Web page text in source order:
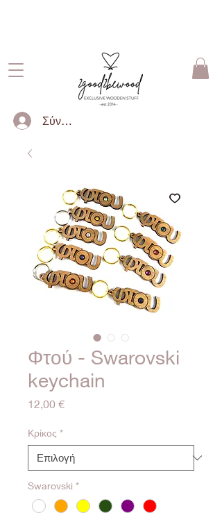
Σύνδεση
Φτού - Swarovski
keychain
12,00 €Τιμή
Κρίκος *
Swarovski *